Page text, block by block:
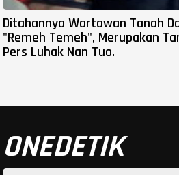
Ditahannya Wartawan Tanah
"Remeh Temeh", Merupakan
Pers Luhak Nan Tuo.
ONEDETIK